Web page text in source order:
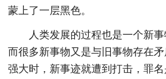
蒙上了一层黑色。
人类发展的过程也是一个新事
而很多新事物又是与旧事物存在
强大时，新事迹就遭到打击，罪